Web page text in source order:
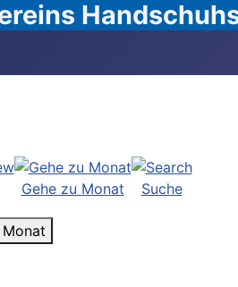
Gehe zu Monat Suche